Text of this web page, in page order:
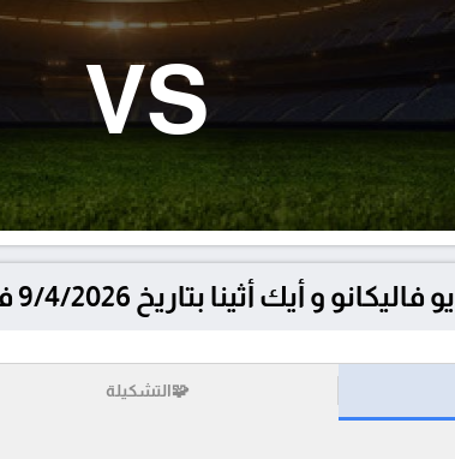
VS
بتاريخ 9/4/2026 في دوري المؤتمر الأوروبي
🧩التشكيلة